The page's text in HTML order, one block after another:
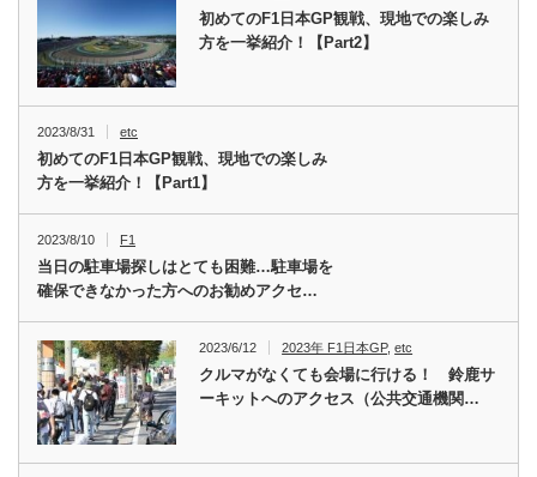
初めてのF1日本GP観戦、現地での楽しみ
方を一挙紹介！【Part2】
2023/8/31 etc
初めてのF1日本GP観戦、現地での楽しみ
方を一挙紹介！【Part1】
2023/8/10 F1
当日の駐車場探しはとても困難…駐車場を
確保できなかった方へのお勧めアクセ…
2023/6/12 2023年 F1日本GP,etc
クルマがなくても会場に行ける！ 鈴鹿サ
ーキットへのアクセス（公共交通機関…